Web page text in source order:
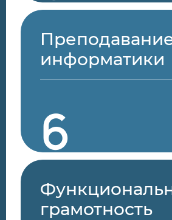
информатики
6
грамотность